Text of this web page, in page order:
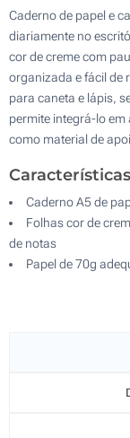
Caderno de papel e
diariamente no
cor de creme com
organizada e fácil de
para caneta e lápis,
permite integrá-lo
como material de
Caderno A5 de
Folhas cor de
de notas
Papel de 70g